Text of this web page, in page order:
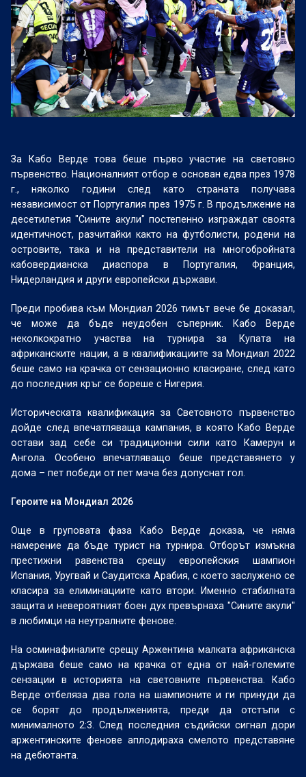
За Кабо Верде това беше първо участие на световно
първенство. Националният отбор е основан едва през 1978
г., няколко години след като страната получава
независимост от Португалия през 1975 г. В продължение на
десетилетия "Сините акули" постепенно изграждат своята
идентичност, разчитайки както на футболисти, родени на
островите, така и на представители на многобройната
кабовердианска диаспора в Португалия, Франция,
Нидерландия и други европейски държави.
Преди пробива към Мондиал 2026 тимът вече бе доказал,
че може да бъде неудобен съперник. Кабо Верде
неколкократно участва на турнира за Купата на
африканските нации, а в квалификациите за Мондиал 2022
беше само на крачка от сензационно класиране, след като
до последния кръг се бореше с Нигерия.
Историческата квалификация за Световното първенство
дойде след впечатляваща кампания, в която Кабо Верде
остави зад себе си традиционни сили като Камерун и
Ангола. Особено впечатляващо беше представянето у
дома – пет победи от пет мача без допуснат гол.
Героите на Мондиал 2026
Още в груповата фаза Кабо Верде доказа, че няма
намерение да бъде турист на турнира. Отборът измъкна
престижни равенства срещу европейския шампион
Испания, Уругвай и Саудитска Арабия, с което заслужено се
класира за елиминациите като втори. Именно стабилната
защита и невероятният боен дух превърнаха "Сините акули"
в любимци на неутралните фенове.
На осминафиналите срещу Аржентина малката африканска
държава беше само на крачка от една от най-големите
сензации в историята на световните първенства. Кабо
Верде отбеляза два гола на шампионите и ги принуди да
се борят до продълженията, преди да отстъпи с
минималното 2:3. След последния съдийски сигнал дори
аржентинските фенове аплодираха смелото представяне
на дебютанта.